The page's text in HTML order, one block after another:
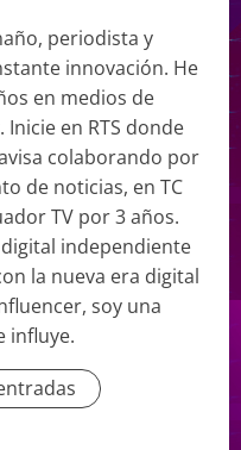
periodista y
innovación. He
en medios de
en RTS donde
colaborando por
de noticias, en TC
TV por 3 años.
independiente
la nueva era digital
soy una
influye.